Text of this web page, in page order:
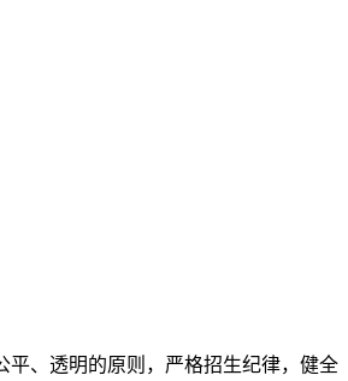
、透明的原则，严格招生纪律，健全